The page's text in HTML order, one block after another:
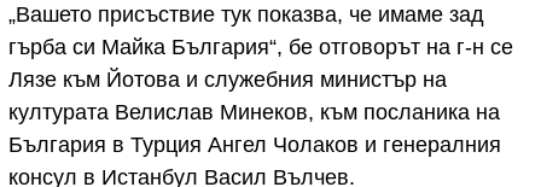
„Вашето присъствие тук показва, че имаме зад
гърба си Майка България“, бе отговорът на г-н се
Лязе към Йотова и служебния министър на
културата Велислав Минеков, към посланика на
България в Турция Ангел Чолаков и генералния
консул в Истанбул Васил Вълчев.